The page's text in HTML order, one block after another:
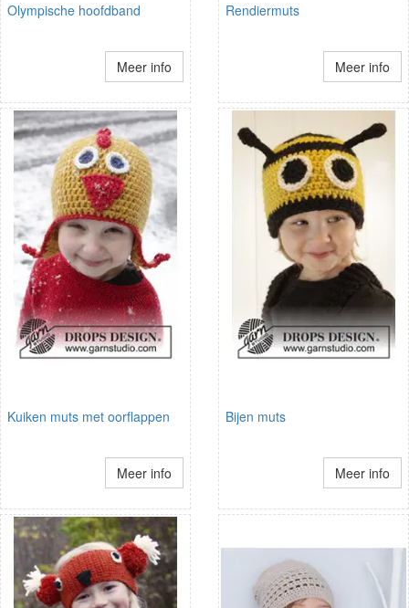
Olympische hoofdband
Meer info
Rendiermuts
Meer info
Kuiken muts met oorflappen
Meer info
Bijen muts
Meer info